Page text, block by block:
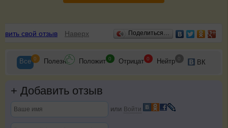
Отзывы
свой отзыв Наверх Поделиться…
Все 0 Полезн Положит 0 Отрицат 0 Нейтр 0 ВК
+ Добавить отзыв
или Войти